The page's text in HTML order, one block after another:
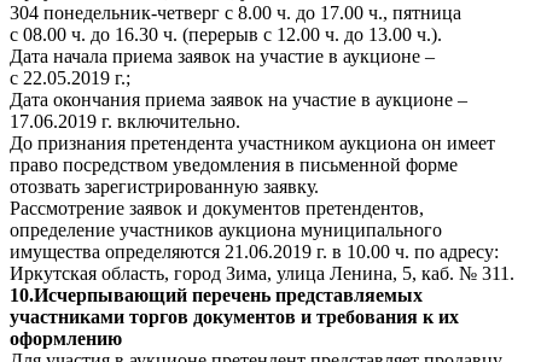
304 понедельник-четверг с 8.00 ч. до 17.00 ч., пятница
с 08.00 ч. до 16.30 ч. (перерыв с 12.00 ч. до 13.00 ч.).
Дата начала приема заявок на участие в аукционе –
с 22.05.2019 г.;
Дата окончания приема заявок на участие в аукционе –
17.06.2019 г. включительно.
До признания претендента участником аукциона он имеет
право посредством уведомления в письменной форме
отозвать зарегистрированную заявку.
Рассмотрение заявок и документов претендентов,
определение участников аукциона муниципального
имущества определяются 21.06.2019 г. в 10.00 ч. по адресу:
Иркутская область, город Зима, улица Ленина, 5, каб. № 311.
10.Исчерпывающий перечень представляемых
участниками торгов документов и требования к их
оформлению